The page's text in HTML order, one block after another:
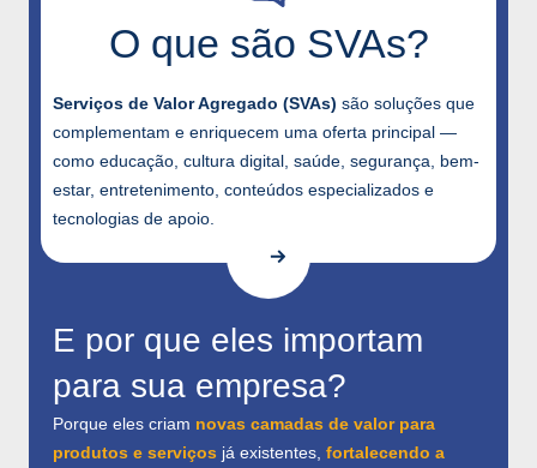
O que são SVAs?
Serviços de Valor Agregado (SVAs) são soluções que
complementam e enriquecem uma oferta principal —
como educação, cultura digital, saúde, segurança, bem-
estar, entretenimento, conteúdos especializados e
tecnologias de apoio.
E por que eles importam
para sua empresa?
Porque eles criam novas camadas de valor para
produtos e serviços já existentes, fortalecendo a